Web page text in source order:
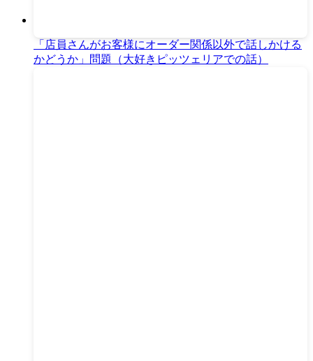
「店員さんがお客様にオーダー関係以外で話しかける
かどうか」問題（大好きピッツェリアでの話）